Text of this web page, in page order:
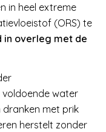
in heel extreme
(ORS) te
in overleg met de
voldoende water
dranken met prik
herstelt zonder